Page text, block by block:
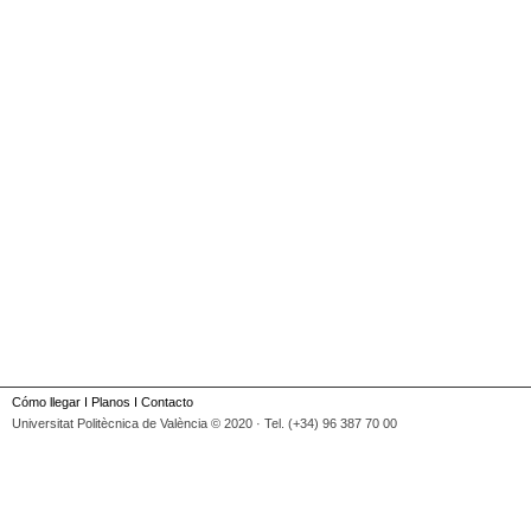
Cómo llegar I Planos I Contacto
Universitat Politècnica de València © 2020 · Tel. (+34) 96 387 70 00